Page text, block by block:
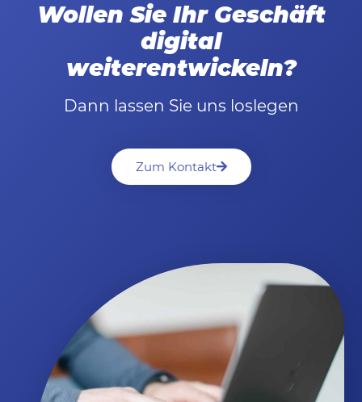
Wollen Sie Ihr Geschäft
digital
weiterentwickeln?
Dann lassen Sie uns loslegen
Zum Kontakt